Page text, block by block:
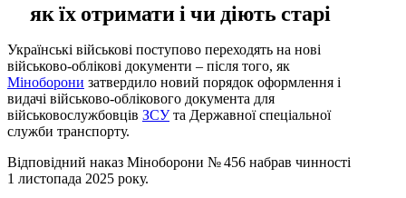
як їх отримати і чи діють старі
Українські військові поступово переходять на нові
військово-облікові документи – після того, як
Міноборони затвердило новий порядок оформлення і
видачі військово-облікового документа для
військовослужбовців ЗСУта Державної спеціальної
служби транспорту.
Відповідний наказ Міноборони № 456 набрав чинності
1 листопада 2025 року.